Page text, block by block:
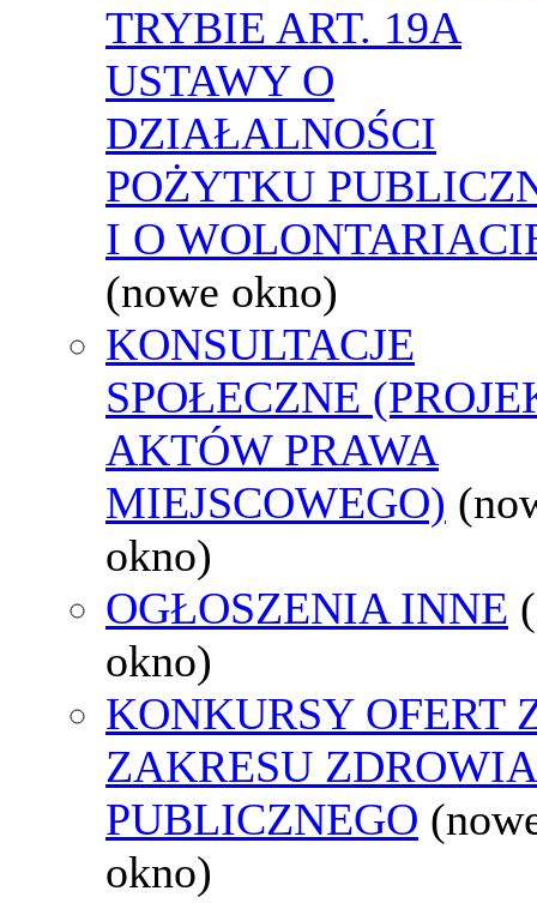
TRYBIE ART. 19A
USTAWY O
DZIAŁALNOŚCI
POŻYTKU
I O
(nowe okno)
KONSULTACJE
SPOŁECZNE
AKTÓW PRAWA
MIEJSCOWEGO)
okno)
OGŁOSZENIA INNE
okno)
KONKURSY OFERT
ZAKRESU ZDROWIA
PUBLICZNEGO
okno)